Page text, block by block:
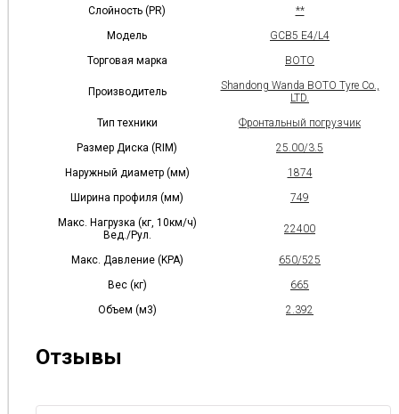
Слойность (PR)
**
Модель
GCB5 E4/L4
Торговая марка
BOTO
Производитель
Shandong Wanda BOTO Tyre Co.,
LTD.
Тип техники
Фронтальный погрузчик
Размер Диска (RIM)
25.00/3.5
Наружный диаметр (мм)
1874
Ширина профиля (мм)
749
Макс. Нагрузка (кг, 10км/ч)
Вед./Рул.
22400
Макс. Давление (KPA)
650/525
Вес (кг)
665
Объем (м3)
2.392
Отзывы